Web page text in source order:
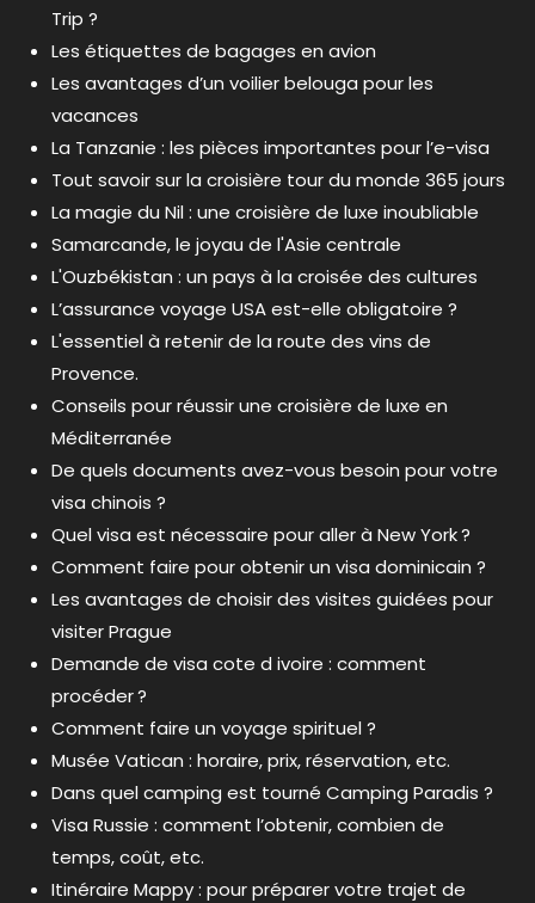
Trip ?
Les étiquettes de bagages en avion
Les avantages d’un voilier belouga pour les
vacances
La Tanzanie : les pièces importantes pour l’e-visa
Tout savoir sur la croisière tour du monde 365 jours
La magie du Nil : une croisière de luxe inoubliable
Samarcande, le joyau de l'Asie centrale
L'Ouzbékistan : un pays à la croisée des cultures
L’assurance voyage USA est-elle obligatoire ?
L'essentiel à retenir de la route des vins de
Provence.
Conseils pour réussir une croisière de luxe en
Méditerranée
De quels documents avez-vous besoin pour votre
visa chinois ?
Quel visa est nécessaire pour aller à New York ?
Comment faire pour obtenir un visa dominicain ?
Les avantages de choisir des visites guidées pour
visiter Prague
Demande de visa cote d ivoire : comment
procéder ?
Comment faire un voyage spirituel ?
Musée Vatican : horaire, prix, réservation, etc.
Dans quel camping est tourné Camping Paradis ?
Visa Russie : comment l’obtenir, combien de
temps, coût, etc.
Itinéraire Mappy : pour préparer votre trajet de